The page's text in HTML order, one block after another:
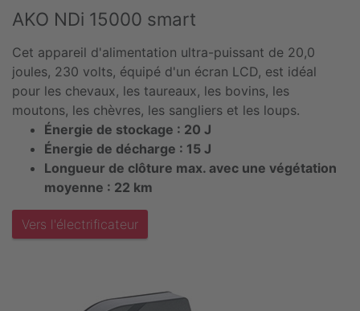
AKO NDi 15000 smart
Cet appareil d'alimentation ultra-puissant de 20,0
joules, 230 volts, équipé d'un écran LCD, est idéal
pour les chevaux, les taureaux, les bovins, les
moutons, les chèvres, les sangliers et les loups.
Énergie de stockage : 20 J
Énergie de décharge : 15 J
Longueur de clôture max. avec une végétation
moyenne : 22 km
Vers l'électrificateur